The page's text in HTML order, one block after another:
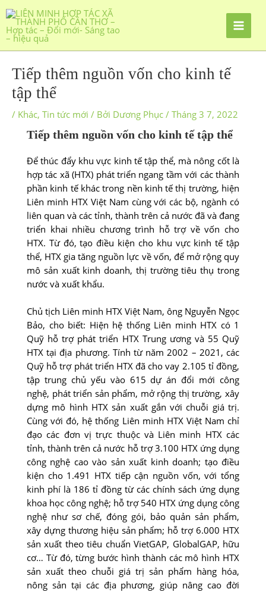
Tiếp thêm nguồn vốn cho kinh tế
tập thể
/ Khác, Tin tức mới / Bởi Dương Phục / Tháng 3 7, 2022
Tiếp thêm nguồn vốn cho kinh tế tập thể
Để thúc đẩy khu vực kinh tế tập thể, mà nông cốt là
hợp tác xã (HTX) phát triển ngang tầm với các thành
phần kinh tế khác trong nền kinh tế thị trường, hiện
Liên minh HTX Việt Nam cùng với các bộ, ngành có
liên quan và các tỉnh, thành trên cả nước đã và đang
triển khai nhiều chương trình hỗ trợ về vốn cho
HTX. Từ đó, tạo điều kiện cho khu vực kinh tế tập
thể, HTX gia tăng nguồn lực về vốn, để mở rộng quy
mô sản xuất kinh doanh, thị trường tiêu thụ trong
nước và xuất khẩu.
Chủ tịch Liên minh HTX Việt Nam, ông Nguyễn Ngọc
Bảo, cho biết: Hiện hệ thống Liên minh HTX có 1
Quỹ hỗ trợ phát triển HTX Trung ương và 55 Quỹ
HTX tại địa phương. Tính từ năm 2002 – 2021, các
Quỹ hỗ trợ phát triển HTX đã cho vay 2.105 tỉ đồng,
tập trung chủ yếu vào 615 dự án đổi mới công
nghệ, phát triển sản phẩm, mở rộng thị trường, xây
dựng mô hình HTX sản xuất gắn với chuỗi giá trị.
Cùng với đó, hệ thống Liên minh HTX Việt Nam chỉ
đạo các đơn vị trực thuộc và Liên minh HTX các
tỉnh, thành trên cả nước hỗ trợ 3.100 HTX ứng dụng
công nghệ cao vào sản xuất kinh doanh; tạo điều
kiện cho 1.491 HTX tiếp cận nguồn vốn, với tổng
kinh phí là 186 tỉ đồng từ các chính sách ứng dụng
khoa học công nghệ; hỗ trợ 540 HTX ứng dụng công
nghệ như sơ chế, đóng gói, bảo quản sản phẩm,
xây dựng thương hiệu sản phẩm; hỗ trợ 6.000 HTX
sản xuất theo tiêu chuẩn VietGAP, GlobalGAP, hữu
cơ… Từ đó, từng bước hình thành các mô hình HTX
sản xuất theo chuỗi giá trị sản phẩm hàng hóa,
nông sản tại các địa phương, giúp nâng cao đời